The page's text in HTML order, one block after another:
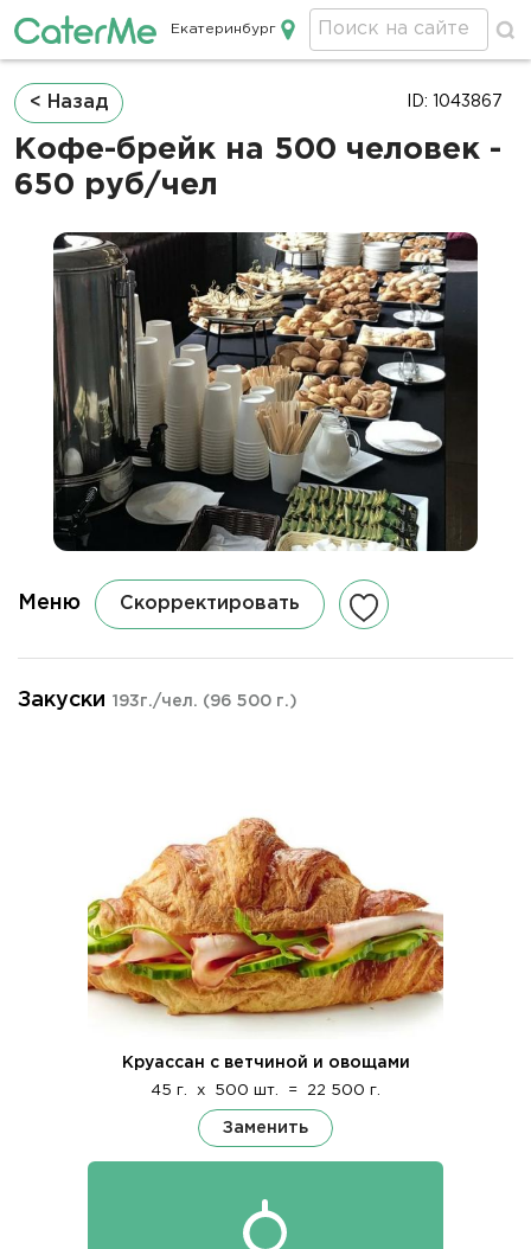
Кейтеринг в Екатеринбурге
Екатеринбург
Строка
навигации
< Назад
Кофе-брейк на 500 человек -
650 руб/чел
ID: 1043867
Меню Скорректировать
Закуски 193г./чел. (96 500 г.)
Круассан с ветчиной и овощами
45 г. x 500 шт. = 22 500 г.
Заменить